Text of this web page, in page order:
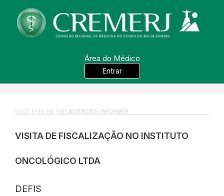
Área do Médico
Entrar
VOCÊ ESTÁ EM: FISCALIZAÇÃO / INFORMES
VISITA DE FISCALIZAÇÃO NO INSTITUTO
ONCOLÓGICO LTDA
DEFIS